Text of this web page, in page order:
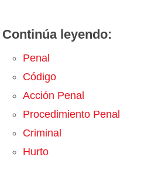
Continúa leyendo:
Penal
Código
Acción Penal
Procedimiento Penal
Criminal
Hurto